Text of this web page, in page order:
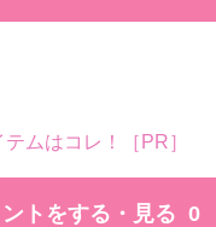
ムはコレ！［PR］
トをする・見る